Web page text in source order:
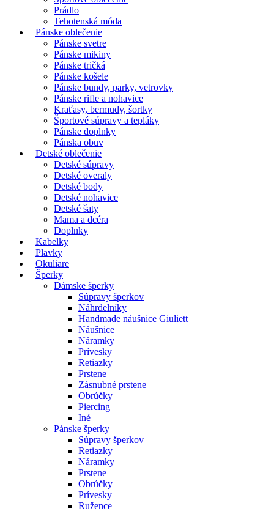
Prádlo
Tehotenská móda
Pánske oblečenie
Pánske svetre
Pánske mikiny
Pánske tričká
Pánske košele
Pánske bundy, parky, vetrovky
Pánske rifle a nohavice
Kraťasy, bermudy, šortky
Športové súpravy a tepláky
Pánske doplnky
Pánska obuv
Detské oblečenie
Detské súpravy
Detské overaly
Detské body
Detské nohavice
Detské šaty
Mama a dcéra
Doplnky
Kabelky
Plavky
Okuliare
Šperky
Dámske šperky
Súpravy šperkov
Náhrdelníky
Handmade náušnice Giuliett
Náušnice
Náramky
Prívesky
Retiazky
Prstene
Zásnubné prstene
Obrúčky
Piercing
Iné
Pánske šperky
Súpravy šperkov
Retiazky
Náramky
Prstene
Obrúčky
Prívesky
Ružence